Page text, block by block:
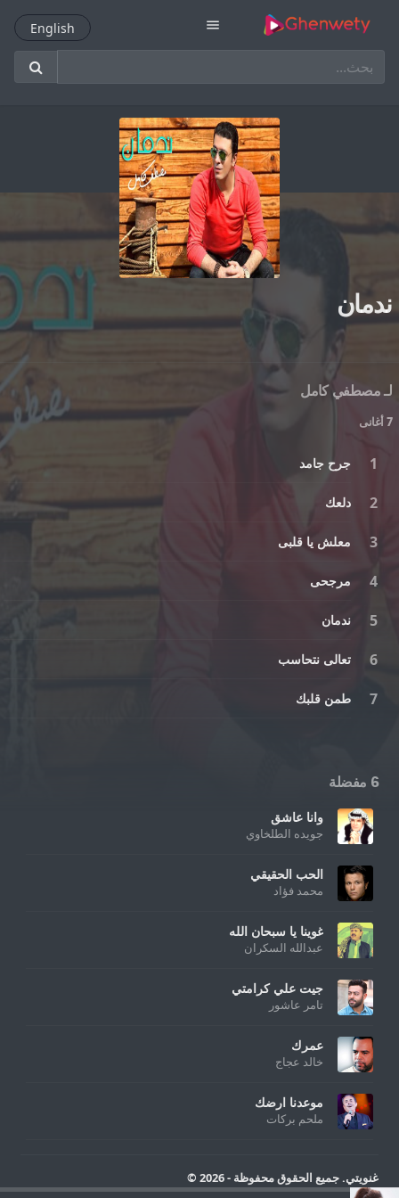
menu
English English
ندمان
لـ مصطفي كامل
7 أغانى
جرح جامد
دلعك
معلش يا قلبى
مرجحى
ندمان
تعالى نتحاسب
طمن قلبك
6 مفضلة
وانا عاشق
جويده الطلخاوي
الحب الحقيقي
محمد فؤاد
غوينا يا سبحان الله
عبدالله السكران
جيت علي كرامتي
تامر عاشور
عمرك
خالد عجاج
موعدنا ارضك
ملحم بركات
غنويتي. جميع الحقوق محفوظة - 2026 ©